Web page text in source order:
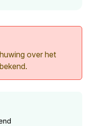
over het